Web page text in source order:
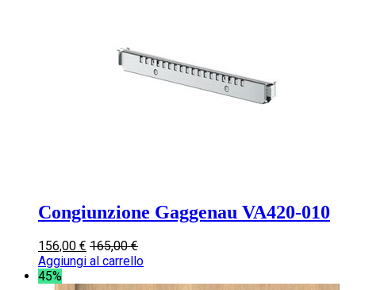
Congiunzione Gaggenau VA420-010
156,00 € 165,00€
Aggiungi al carrello
45%